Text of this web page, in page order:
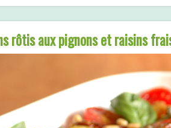
rôtis aux pignons et raisins